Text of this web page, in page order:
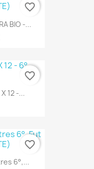
BIO -...
favorite_border
12 -...
favorite_border
6°,...
favorite_border